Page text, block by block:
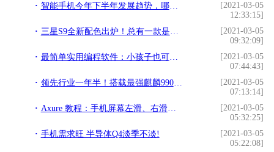
智能手机今年下半年发展趋势，哪些新功能会成为下一个流行配置？!
[2021-03-05
12:33:15]
三星S9全新配色出炉！总有一款是你的菜!
[2021-03-05
09:32:09]
最简单实用编程软件：小孩子也可以编程，超好用!
[2021-03-05
07:44:43]
领先行业一年半！搭载最强麒麟990 5G SoC 荣耀V30 PRO正式发布!
[2021-03-05
07:13:14]
Axure 教程：手机屏幕左滑、右滑、上下滑动如何实现？!
[2021-03-05
05:32:25]
手机需求旺 半导体Q4淡季不淡!
[2021-03-05
05:22:08]